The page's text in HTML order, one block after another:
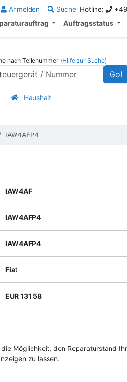
Anmelden Suche Hotline: +49
Auftragsstatus
nach Teilenummer (Hilfe zur Suche)
Go!
Haushalt
IAW4AFP4
IAW4AF
IAW4AFP4
IAW4AFP4
Fiat
EUR 131.58
Möglichkeit, den Reparaturstand
zu lassen.